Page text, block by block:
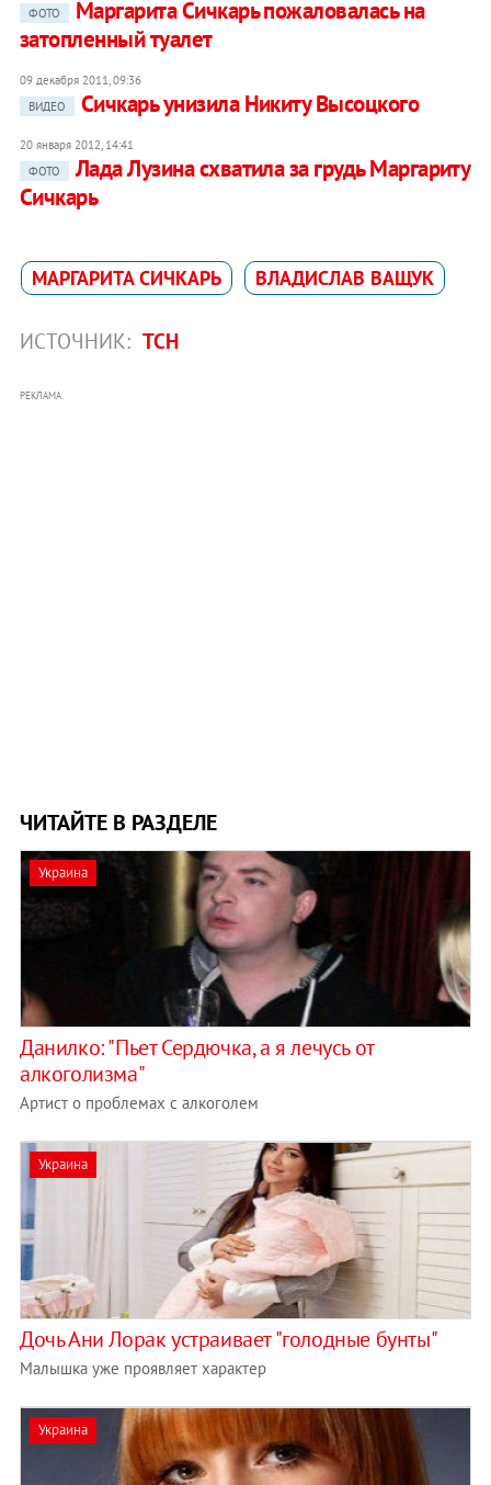
ФОТО
Маргарита Сичкарь пожаловалась на
затопленный туалет
09 декабря 2011, 09:36
ВИДЕО
Сичкарь унизила Никиту Высоцкого
20 января 2012, 14:41
ФОТО
Лада Лузина схватила за грудь Маргариту
Сичкарь
МАРГАРИТА СИЧКАРЬ ВЛАДИСЛАВ ВАЩУК
ИСТОЧНИК: ТСН
РЕКЛАМА
ЧИТАЙТЕ В РАЗДЕЛЕ
Украина
Данилко: "Пьет Сердючка, а я лечусь от
алкоголизма"
Артист о проблемах с алкоголем
Украина
Дочь Ани Лорак устраивает "голодные бунты"
Малышка уже проявляет характер
Украина